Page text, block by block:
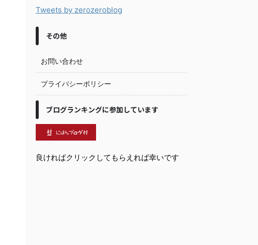
Tweets by zerozeroblog
その他
お問い合わせ
プライバシーポリシー
ブログランキングに参加しています
良ければクリックしてもらえれば幸いです